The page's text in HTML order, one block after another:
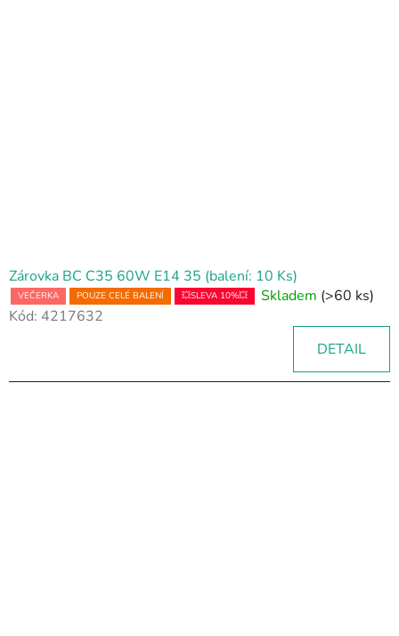
Zárovka BC C35 60W E14 35 (balení: 10 Ks)
VEČERKA POUZE CELÉ BALENÍ 💥SLEVA 10%💥 Skladem (>60 ks)
Kód: 4217632
DETAIL